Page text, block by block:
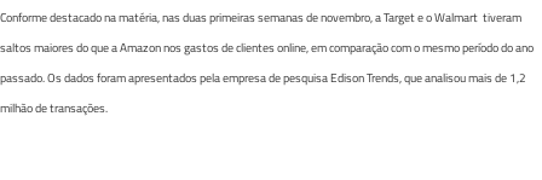
Conforme destacado na matéria, nas duas primeiras semanas de novembro, a Target e o Walmart tiveram
saltos maiores do que a Amazon nos gastos de clientes online, em comparação com o mesmo período do ano
passado. Os dados foram apresentados pela empresa de pesquisa Edison Trends, que analisou mais de 1,2
milhão de transações.